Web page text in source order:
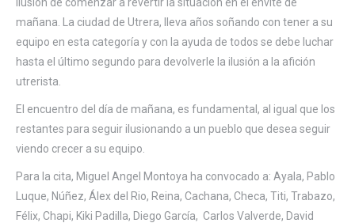
mañana. La ciudad de Utrera, lleva años soñando con tener a su
equipo en esta categoría y con la ayuda de todos se debe luchar
hasta el último segundo para devolverle la ilusión a la afición
utrerista.
El encuentro del día de mañana, es fundamental, al igual que los
restantes para seguir ilusionando a un pueblo que desea seguir
viendo crecer a su equipo.
Para la cita, Miguel Angel Montoya ha convocado a: Ayala, Pablo
Luque, Núñez, Álex del Rio, Reina, Cachana, Checa, Titi, Trabazo,
Félix, Chapi, Kiki Padilla, Diego García, Carlos Valverde, David